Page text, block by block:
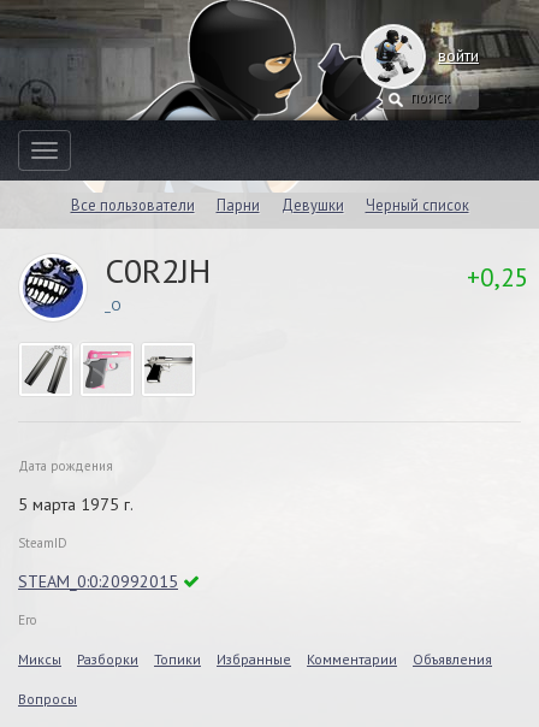
войти
Toggle
navigation
Все пользователи Парни Девушки Черный список
C0R2JH
_O
+0,25
Дата рождения
5 марта 1975 г.
SteamID
STEAM_0:0:20992015
Его
Миксы Разборки Топики Избранные Комментарии Объявления
Вопросы